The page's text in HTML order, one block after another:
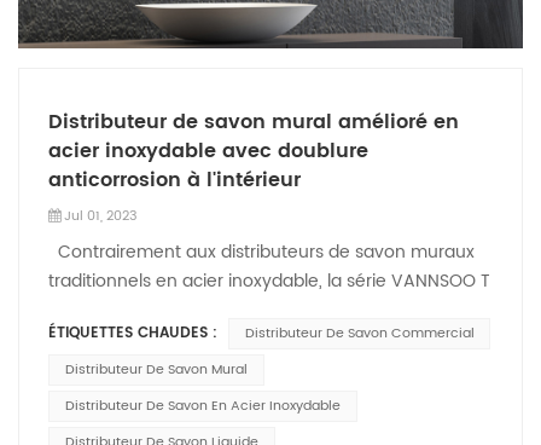
Distributeur de savon mural amélioré en
acier inoxydable avec doublure
anticorrosion à l'intérieur
Jul 01, 2023
Contrairement aux distributeurs de savon muraux
traditionnels en acier inoxydable, la série VANNSOO T
niveau avec une double protection. Il est fabriqué en
acier inoxydable 304 de haute qualité avec un insert
anticorrosion à l'intérieur du distributeur de savon
ÉTIQUETTES CHAUDES :
Distributeur De Savon Commercial
Distributeur De Savon Mural
Distributeur De Savon En Acier Inoxydable